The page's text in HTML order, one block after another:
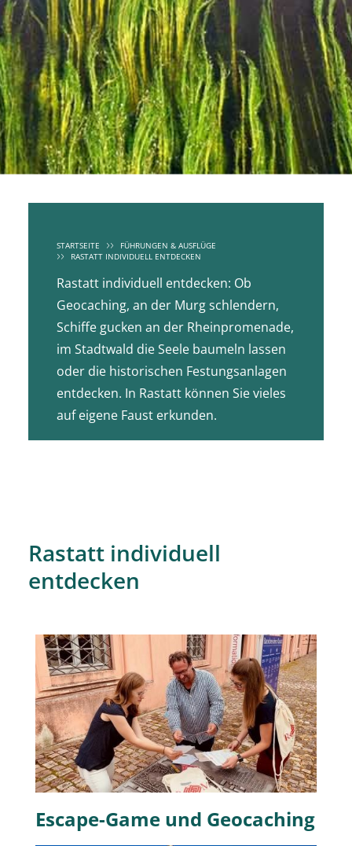
STARTSEITE
FÜHRUNGEN & AUSFLÜGE
RASTATT INDIVIDUELL ENTDECKEN
Rastatt individuell entdecken: Ob
Geocaching, an der Murg schlendern,
Schiffe gucken an der Rheinpromenade,
im Stadtwald die Seele baumeln lassen
oder die historischen Festungsanlagen
entdecken. In Rastatt können Sie vieles
auf eigene Faust erkunden.
Rastatt individuell
entdecken
Escape-Game und Geocaching